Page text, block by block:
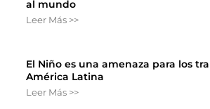
al mundo
Leer Más >>
El Niño es una amenaza para los
América Latina
Leer Más >>